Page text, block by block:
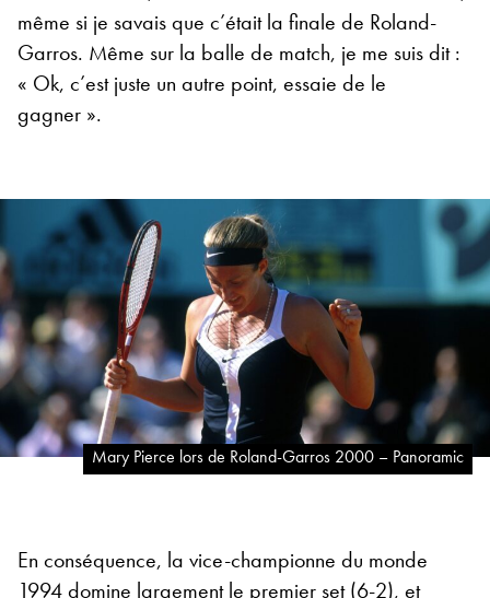
même si je savais que c’était la finale de Roland-
Garros. Même sur la balle de match, je me suis dit :
« Ok, c’est juste un autre point, essaie de le
gagner ».
Mary Pierce lors de Roland-Garros 2000 – Panoramic
En conséquence, la vice-championne du monde
1994 domine largement le premier set (6-2), et